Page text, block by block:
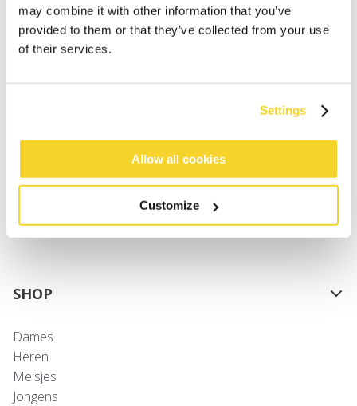
may combine it with other information that you’ve
provided to them or that they’ve collected from your use
of their services.
Settings
Allow all cookies
Customize
Kids skisokken met vrolijke
ontwerpen
Voor de kinderen pakken onze ontwerpers nog even
Geen grijze sokken maar kleurrijke skisokken met
monstertjes of ijsjes erop. Voor de echte dames
kunnen roze skisokken met hartjes natuurlijk niet
ontbreken. Shop nu de leukste skisokken voor jouw
dochter!
SHOP
Dames
Heren
Meisjes
Jongens